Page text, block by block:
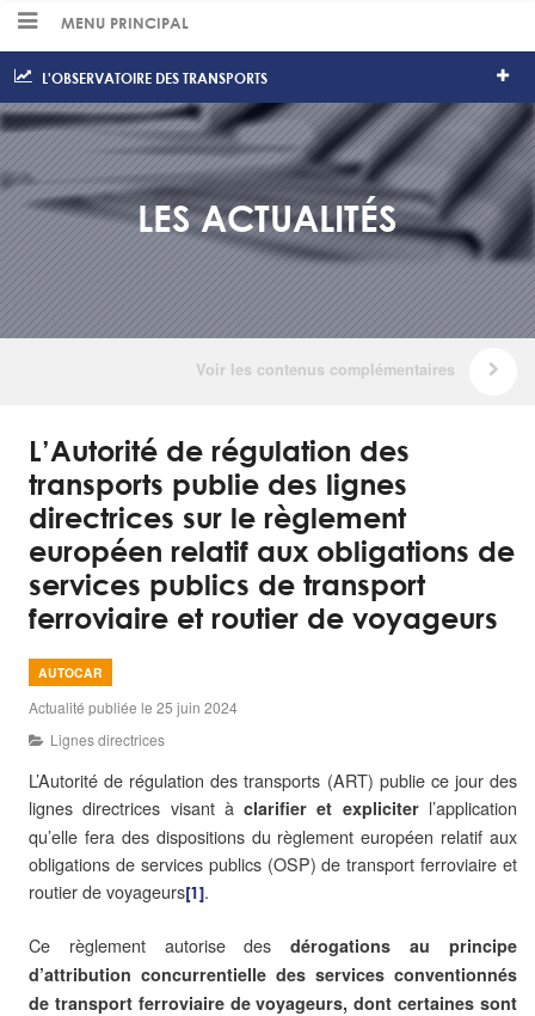
MENU PRINCIPAL
L'OBSERVATOIRE DES TRANSPORTS
LES ACTUALITÉS
L’Autorité de régulation des
transports publie des lignes
directrices sur le règlement
européen relatif aux obligations de
services publics de transport
ferroviaire et routier de voyageurs
AUTOCAR
Actualité publiée le 25 juin 2024
Lignes directrices
L’Autorité de régulation des transports (ART) publie ce jour des
lignes directrices visant àclarifier et expliciterl’application
qu’elle fera des dispositions du règlement européen relatif aux
obligations de services publics (OSP) de transport ferroviaire et
routier de voyageurs [1] .
Ce règlement autorise desdérogations au principe
d’attribution concurrentielle des services conventionnés
de transport ferroviaire de voyageurs, dont certaines sont